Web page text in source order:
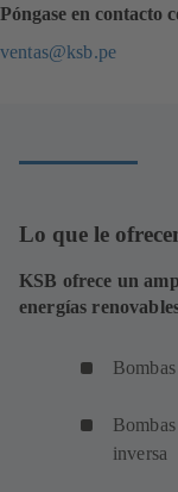
Póngase en contacto
ventas@ksb.pe
Lo que le
KSB ofrece un
energías
inversa